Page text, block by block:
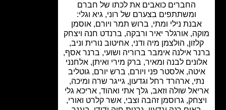
החברים כואבים את לכתו של חברם
ומשתתפים בצערם של רוני, גיא וגלי:
נילי ומתי,ברוש תמר ויורם,אוסמן
אורגלר יאיר ורבקה, ברנדט חנה ויצחק
הולצמן מיה ודני,אחיטוב נורית וניב,
אילנה אימבר ברוריה ושועי, ברנר אסף,
לבנה ומאיר,ברק מירי ואיתן,אלחנני
אלסטר פני ויורם,ברש יורם, גוטליב
ארהרד רחל וגדעון, גייגר שרה ומיכה,
שולה וזאב,גלך אתי ואהוד,אריכא גלי
גרוסמן זהבה וצבי,אשר קלרט ואורי,